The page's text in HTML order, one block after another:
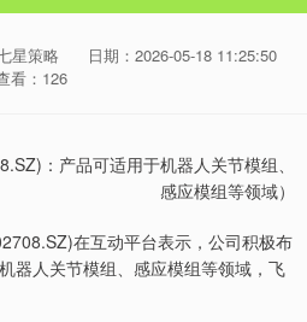
星策略
日期：2026-05-18 11:25:50
看：126
：产品可适用于机器人关节模组、
感应模组等领域）
在互动平台表示，公司积极布
器人关节模组、感应模组等领域，飞